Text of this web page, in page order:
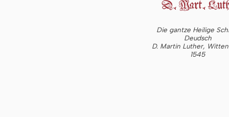
Die gantze Heilige
Deudsch
D. Martin Luther,
1545